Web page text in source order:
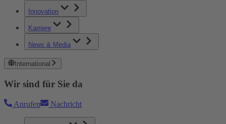
Innovation
Karriere
News & Media
International
Wir sind für Sie da
Anrufen Nachricht